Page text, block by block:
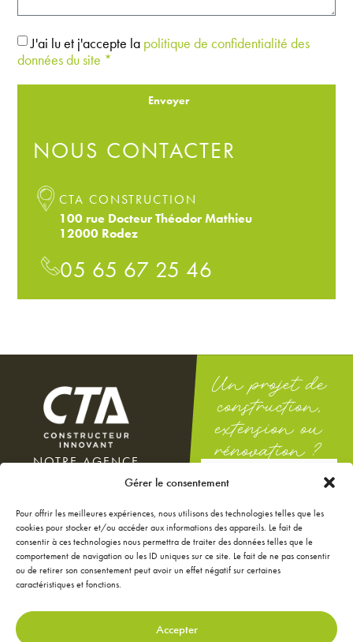
Gérer le consentement
Pour offrir les meilleures expériences, nous utilisons des technologies telles que les
cookies pour stocker et/ou accéder aux informations des appareils. Le fait de
consentir à ces technologies nous permettra de traiter des données telles que le
comportement de navigation ou les ID uniques sur ce site. Le fait de ne pas consentir
ou de retirer son consentement peut avoir un effet négatif sur certaines
caractéristiques et fonctions.
Accepter
J'ai lu et j'accepte la politique de confidentialité des
données du site *
Envoyer
NOUS CONTACTER
CTA CONSTRUCTION
100 rue Docteur Théodor Mathieu
12000 Rodez
05 65 67 25 46
NOS ANNONCES
JE CONFIGURE MA
NOTRE AGENCE
100 rue Docteur Théodor
12000 Rodez
Du lundi au vendredi : 8h-12h
/ 14h-18h
Le samedi : 9h-12h
Un projet de
construction,
extension ou
rénovation ?
DEMANDEZ
UNE ÉTUDE
GRATUITE